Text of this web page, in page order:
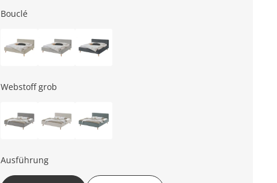
Bouclé
Webstoff grob
Ausführung